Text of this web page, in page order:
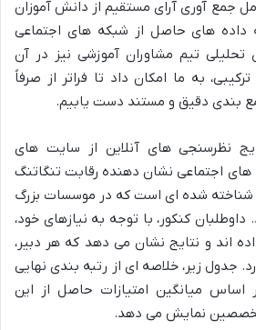
جمع آوری آرای مستقیم از دانش آموزان
داده های حاصل از شبکه های اجتماعی
تحلیلی تیم مشاوران آموزشی نیز در آن
به ما امکان داد تا فراتر از صرفاً
بندی دقیق و مستند دست یابیم.
نظرسنجی های آنلاین از سایت های
اجتماعی نشان دهنده رقابت تنگاتنگ
شناخته شده ای است که در موسسات بزرگ
کنکور، با توجه به نیازهای خود،
اند و نتایج نشان می دهد که هر دبیر،
جدول زیر، خلاصه ای از رتبه بندی نهایی
اساس میانگین امتیازات حاصل از این
نمایش می دهد.